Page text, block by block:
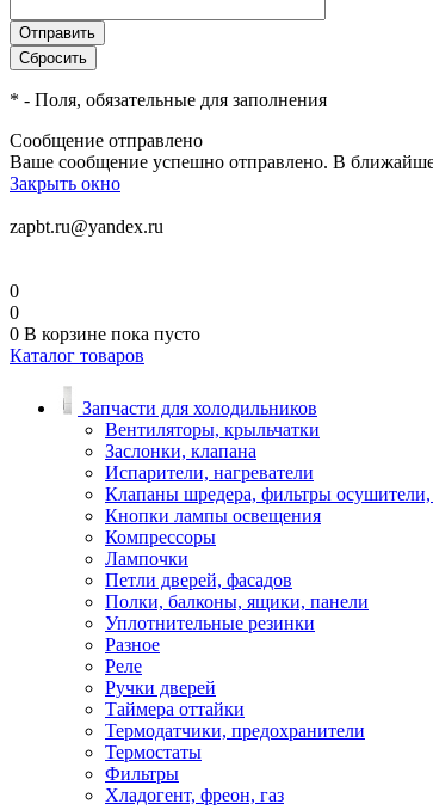
* - Поля, обязательные для заполнения
Сообщение отправлено
Ваше сообщение успешно отправлено. В
Закрыть окно
zapbt.ru@yandex.ru
0
0
0 В корзине пока пусто
Каталог товаров
Запчасти для холодильников
Вентиляторы, крыльчатки
Заслонки, клапана
Испарители, нагреватели
Клапаны шредера, фильтры
Кнопки лампы освещения
Компрессоры
Лампочки
Петли дверей, фасадов
Полки, балконы, ящики, панели
Уплотнительные резинки
Разное
Реле
Ручки дверей
Таймера оттайки
Термодатчики, предохранители
Термостаты
Фильтры
Хладогент, фреон, газ